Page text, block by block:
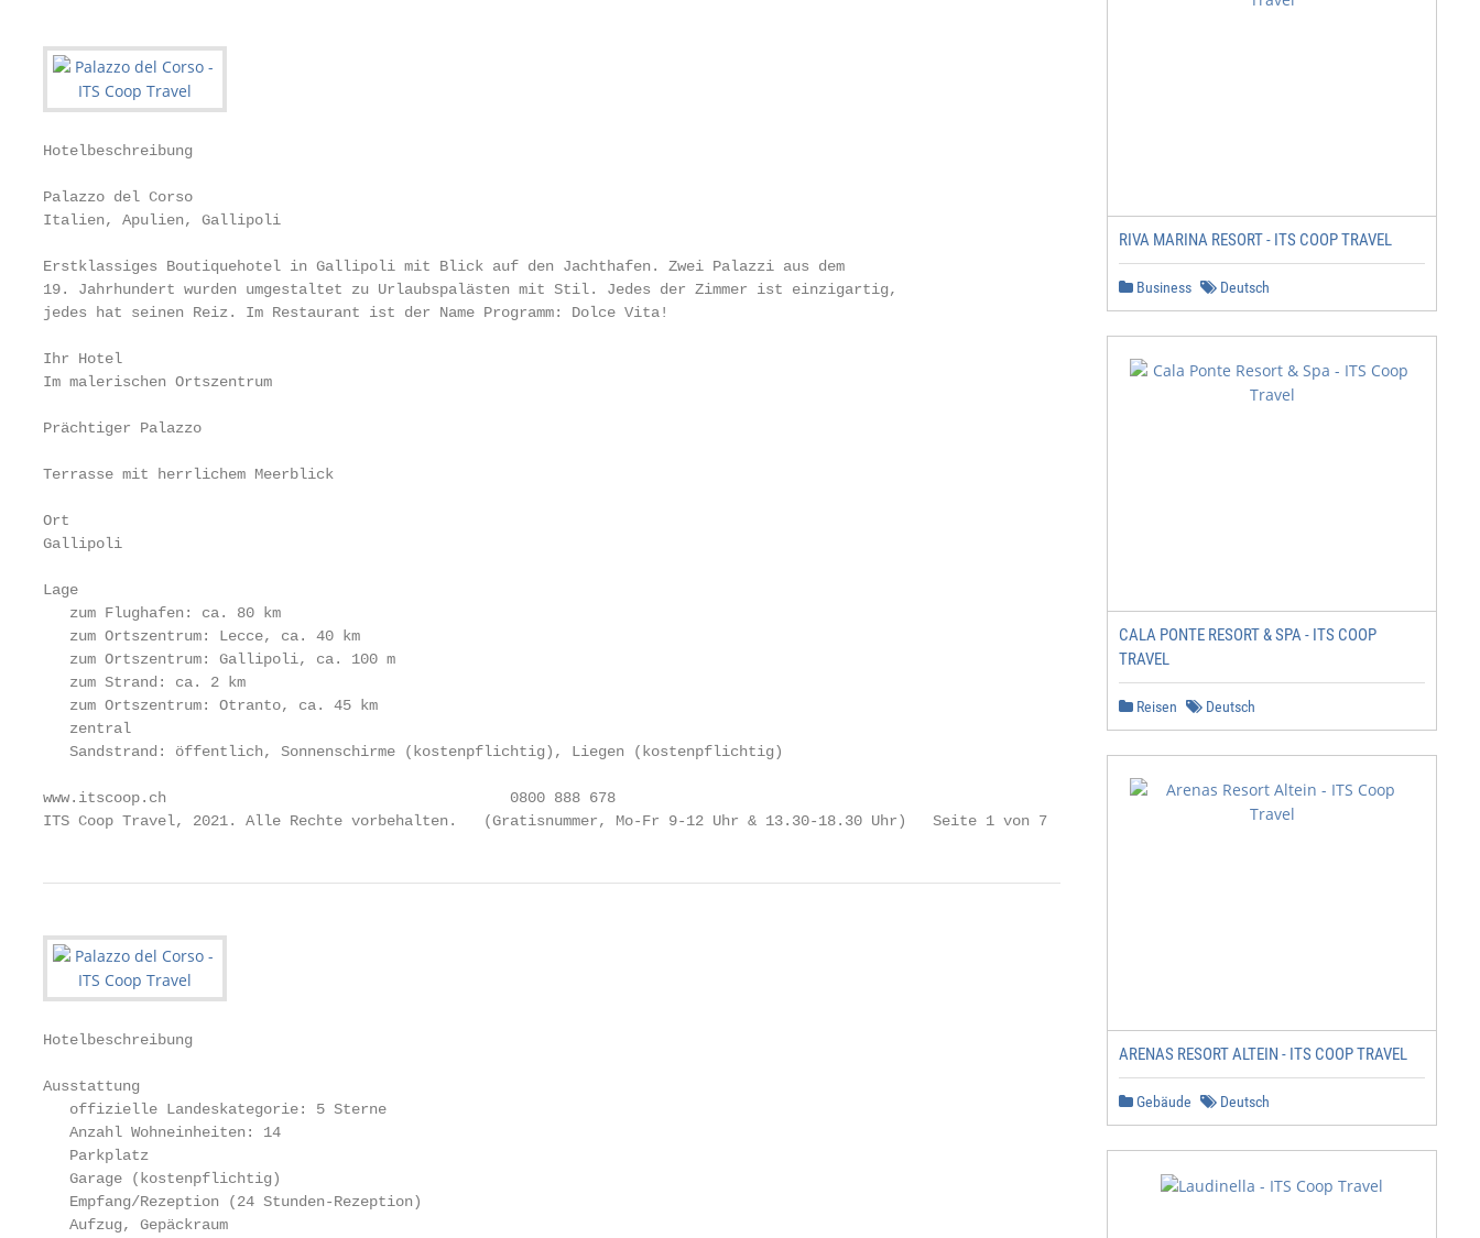
Hotelbeschreibung
Palazzo del Corso
Italien, Apulien, Gallipoli
Erstklassiges Boutiquehotel in Gallipoli mit Blick auf den Jachthafen. Zwei Palazzi aus dem
19. Jahrhundert wurden umgestaltet zu Urlaubspalästen mit Stil. Jedes der Zimmer ist einzigartig,
jedes hat seinen Reiz. Im Restaurant ist der Name Programm: Dolce Vita!
Ihr Hotel
Im malerischen Ortszentrum
Prächtiger Palazzo
Terrasse mit herrlichem Meerblick
Ort
Gallipoli
Lage
   zum Flughafen: ca. 80 km
   zum Ortszentrum: Lecce, ca. 40 km
   zum Ortszentrum: Gallipoli, ca. 100 m
   zum Strand: ca. 2 km
   zum Ortszentrum: Otranto, ca. 45 km
   zentral
   Sandstrand: öffentlich, Sonnenschirme (kostenpflichtig), Liegen (kostenpflichtig)
www.itscoop.ch                                       0800 888 678
ITS Coop Travel, 2021. Alle Rechte vorbehalten.   (Gratisnummer, Mo-Fr 9-12 Uhr & 13.30-18.30 Uhr)   Seite 1 von 7
Hotelbeschreibung
Ausstattung
   offizielle Landeskategorie: 5 Sterne
   Anzahl Wohneinheiten: 14
   Parkplatz
   Garage (kostenpflichtig)
   Empfang/Rezeption (24 Stunden-Rezeption)
   Aufzug, Gepäckraum
RIVA MARINA RESORT - ITS COOP TRAVEL
Business Deutsch
CALA PONTE RESORT & SPA - ITS COOP
TRAVEL
Reisen Deutsch
ARENAS RESORT ALTEIN - ITS COOP TRAVEL
Gebäude Deutsch